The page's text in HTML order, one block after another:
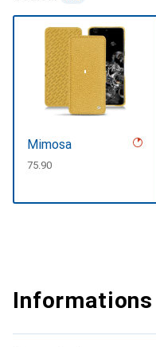
Mimosa
CHF
75.90